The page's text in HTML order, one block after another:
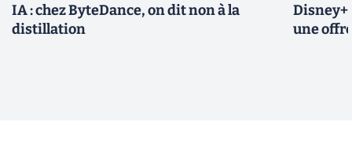
IA : chez ByteDance, on dit non à la
distillation
une